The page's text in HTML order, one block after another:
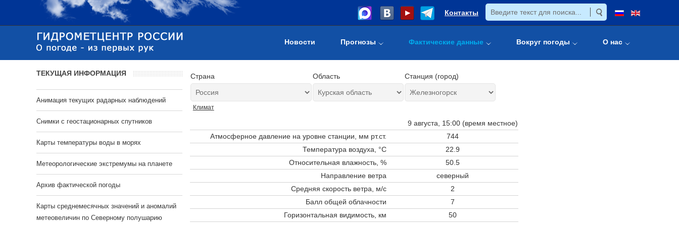
Контакты
Новости Прогнозы Фактические данные Вокруг погоды О нас
Страна Область Станция (город)
Климат
9 августа, 15:00 (время местное)
Атмосферное давление на уровне станции, мм рт.ст.
744
Температура воздуха, °C
22.9
Относительная влажность, %
50.5
Направление ветра
северный
Средняя скорость ветра, м/с
2
Балл общей облачности
7
Горизонтальная видимость, км
50
ТЕКУЩАЯ ИНФОРМАЦИЯ
Анимация текущих радарных наблюдений
Cнимки с геостационарных спутников
Карты температуры воды в морях
Метеорологические экстремумы на планете
Архив фактической погоды
Карты среднемесячных значений и аномалий
метеовеличин по Северному полушарию